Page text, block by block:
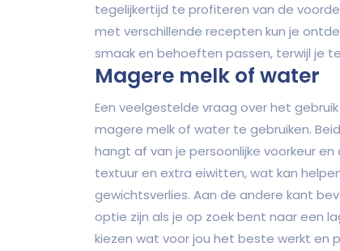
tegelijkertijd te profiteren van de
met verschillende recepten kun je
smaak en behoeften passen, terwijl je
Magere melk of water
Een veelgestelde vraag over het
magere melk of water te gebruiken.
hangt af van je persoonlijke voorkeur
textuur en extra eiwitten, wat kan
gewichtsverlies. Aan de andere kant
optie zijn als je op zoek bent naar een
kiezen wat voor jou het beste werkt en